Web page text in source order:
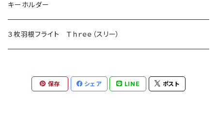
キーホルダー
３枚羽根フライト Ｔｈｒｅｅ（スリー）
保存 シェア LINE ポスト